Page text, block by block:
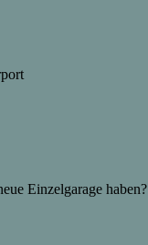
Einzelgarage haben?